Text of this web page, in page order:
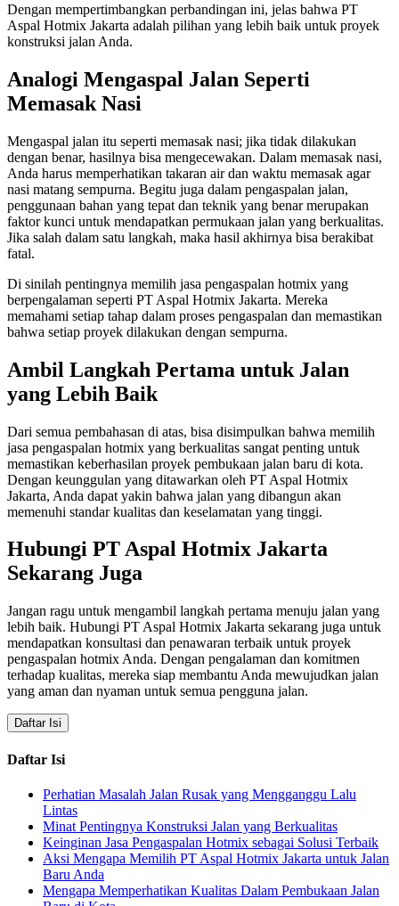
Dengan mempertimbangkan perbandingan ini, jelas bahwa PT
Aspal Hotmix Jakarta adalah pilihan yang lebih baik untuk proyek
konstruksi jalan Anda.
Analogi Mengaspal Jalan Seperti
Memasak Nasi
Mengaspal jalan itu seperti memasak nasi; jika tidak dilakukan
dengan benar, hasilnya bisa mengecewakan. Dalam memasak nasi,
Anda harus memperhatikan takaran air dan waktu memasak agar
nasi matang sempurna. Begitu juga dalam pengaspalan jalan,
penggunaan bahan yang tepat dan teknik yang benar merupakan
faktor kunci untuk mendapatkan permukaan jalan yang berkualitas.
Jika salah dalam satu langkah, maka hasil akhirnya bisa berakibat
fatal.
Di sinilah pentingnya memilih jasa pengaspalan hotmix yang
berpengalaman seperti PT Aspal Hotmix Jakarta. Mereka
memahami setiap tahap dalam proses pengaspalan dan memastikan
bahwa setiap proyek dilakukan dengan sempurna.
Ambil Langkah Pertama untuk Jalan
yang Lebih Baik
Dari semua pembahasan di atas, bisa disimpulkan bahwa memilih
jasa pengaspalan hotmix yang berkualitas sangat penting untuk
memastikan keberhasilan proyek pembukaan jalan baru di kota.
Dengan keunggulan yang ditawarkan oleh PT Aspal Hotmix
Jakarta, Anda dapat yakin bahwa jalan yang dibangun akan
memenuhi standar kualitas dan keselamatan yang tinggi.
Hubungi PT Aspal Hotmix Jakarta
Sekarang Juga
Jangan ragu untuk mengambil langkah pertama menuju jalan yang
lebih baik. Hubungi PT Aspal Hotmix Jakarta sekarang juga untuk
mendapatkan konsultasi dan penawaran terbaik untuk proyek
pengaspalan hotmix Anda. Dengan pengalaman dan komitmen
terhadap kualitas, mereka siap membantu Anda mewujudkan jalan
yang aman dan nyaman untuk semua pengguna jalan.
Daftar Isi
Daftar Isi
Perhatian Masalah Jalan Rusak yang Mengganggu Lalu
Lintas
Minat Pentingnya Konstruksi Jalan yang Berkualitas
Keinginan Jasa Pengaspalan Hotmix sebagai Solusi Terbaik
Aksi Mengapa Memilih PT Aspal Hotmix Jakarta untuk Jalan
Baru Anda
Mengapa Memperhatikan Kualitas Dalam Pembukaan Jalan